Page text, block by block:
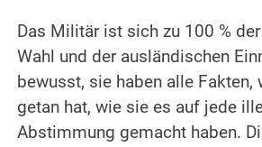
Das Militär ist sich zu 100 %
Wahl und der ausländischen
bewusst, sie haben alle Fakten,
getan hat, wie sie es auf jede
Abstimmung gemacht haben.